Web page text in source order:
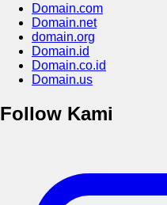
Domain.com
Domain.net
domain.org
Domain.id
Domain.co.id
Domain.us
Follow Kami